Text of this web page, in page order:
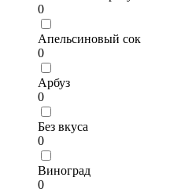
0
Апельсиновый сок
0
Арбуз
0
Без вкуса
0
Виноград
0